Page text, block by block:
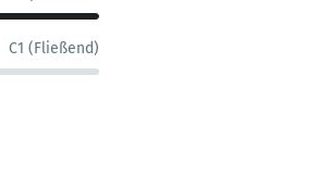
C1 (Fließend)